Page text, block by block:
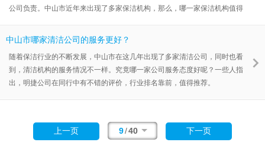
公司负责。中山市近年来出现了多家保洁机构，那么，哪一家保洁机构值得
中山市哪家清洁公司的服务更好？
随着保洁行业的不断发展，中山市在这几年出现了多家清洁公司，同时也看
到，清洁机构的服务情况不一样。究竟哪一家公司服务态度好呢？一些人指
出，明捷公司在同行中有不错的评价，行业排名靠前，值得推荐。
上一页 9/40 下一页